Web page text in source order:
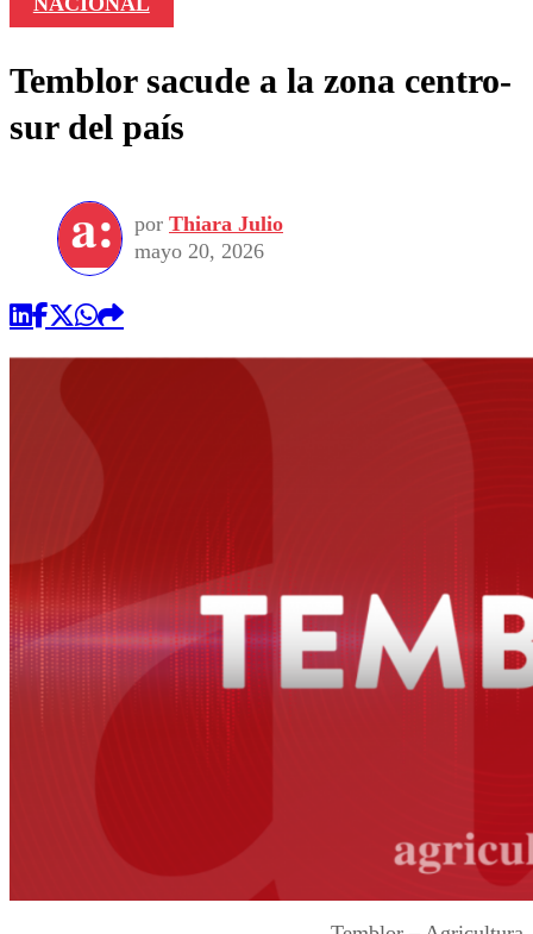
Temblor sacude a la zona centro-
sur del país
por Thiara Julio
mayo 20, 2026